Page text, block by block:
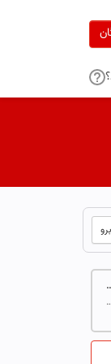
برو
کن صنعتی،فر صنعتی) تجهیزات آشپزخانه صنعتی
فروش، خرده فروش، خدمات